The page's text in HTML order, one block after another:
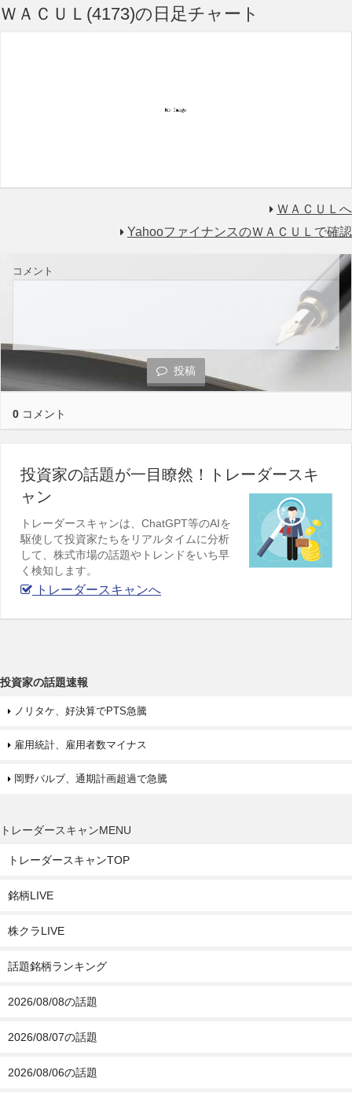
ＷＡＣＵＬ(4173)の日足チャート
ＷＡＣＵＬへ
YahooファイナンスのＷＡＣＵＬで確認
コメント
投稿
0 コメント
投資家の話題が一目瞭然！トレーダースキ
ャン
トレーダースキャンは、ChatGPT等のAIを
駆使して投資家たちをリアルタイムに分析
して、株式市場の話題やトレンドをいち早
く検知します。
トレーダースキャンへ
投資家の話題速報
ノリタケ、好決算でPTS急騰
雇用統計、雇用者数マイナス
岡野バルブ、通期計画超過で急騰
トレーダースキャンMENU
トレーダースキャンTOP
銘柄LIVE
株クラLIVE
話題銘柄ランキング
2026/08/08の話題
2026/08/07の話題
2026/08/06の話題